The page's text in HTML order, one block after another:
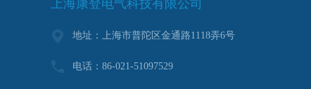
上海康登电气科技有限公司
地址：上海市普陀区金通路1118弄6号
电话：86-021-51097529